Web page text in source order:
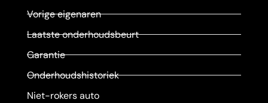
Vorige eigenaren
Laatste onderhoudsbeurt
Garantie
Onderhoudshistoriek
Niet-rokers auto